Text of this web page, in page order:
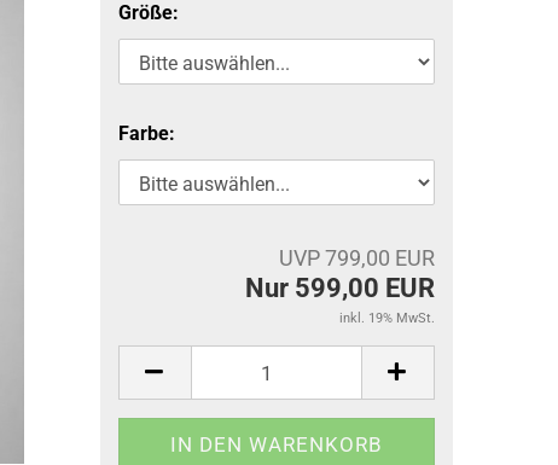
Größe:
Farbe:
UVP 799,00 EUR
Nur 599,00 EUR
inkl. 19% MwSt.